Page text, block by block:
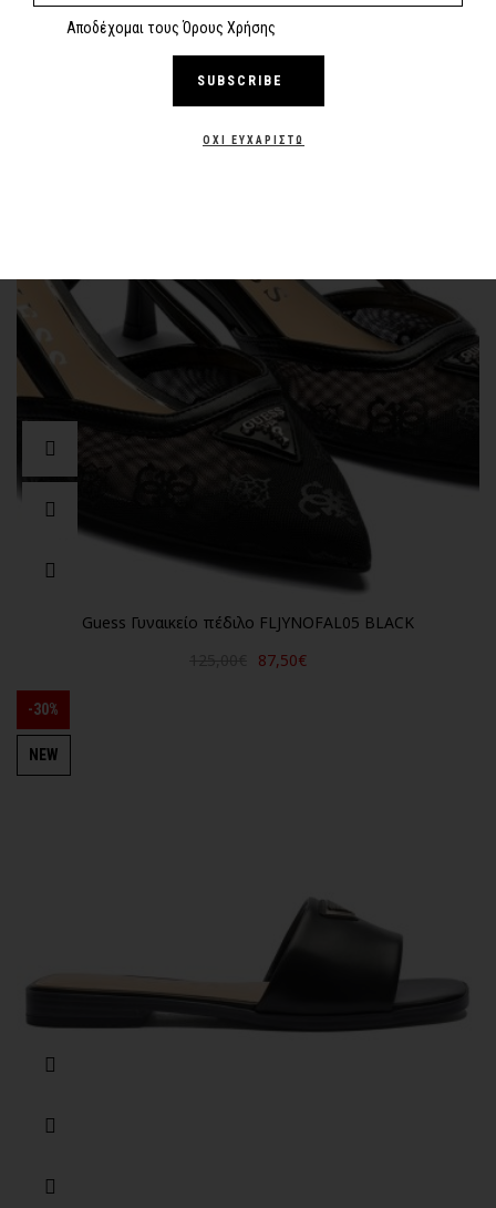
Αποδέχομαι τους Όρους Χρήσης
SUBSCRIBE
ΌΧΙ ΕΥΧΑΡΙΣΤΏ
Guess Γυναικείο πέδιλο FLJYNOFAL05 BLACK
87,50€
-30%
NEW